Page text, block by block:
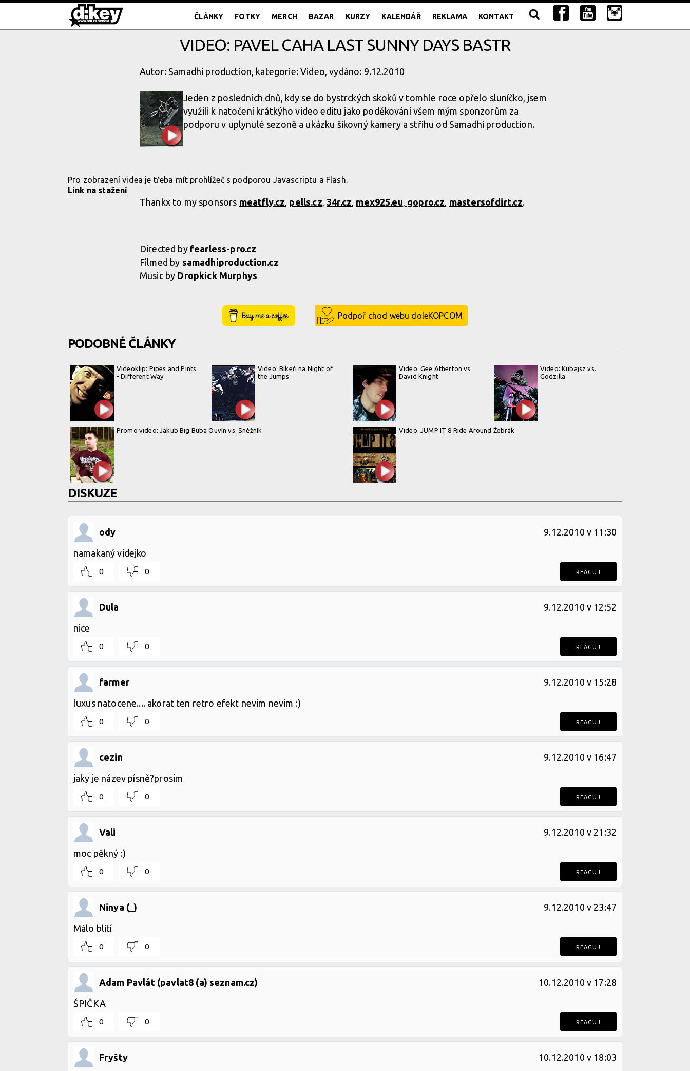
ČLÁNKY FOTKY MERCH BAZAR KURZY KALENDÁŘ REKLAMA KONTAKT
VIDEO: PAVEL CAHA LAST SUNNY DAYS BASTR
Autor: Samadhi production, kategorie:Video, vydáno: 9.12.2010
Jeden z posledních dnů, kdy se do bystrckých skoků v tomhle roce opřelo sluníčko, jsem
využili k natočení krátkýho video editu jako poděkování všem mým sponzorům za
podporu v uplynulé sezoně a ukázku šikovný kamery a střihu od Samadhi production.
Pro zobrazení videa je třeba mít prohlížeč s podporou Javascriptu a Flash.
Link na stažení
Thankx to my sponsors meatfly.cz, pells.cz, 34r.cz, mex925.eu, gopro.cz, mastersofdirt.cz.
Directed by fearless-pro.cz
Filmed by samadhiproduc­tion.cz
Music by Dropkick Murphys
Buy Me a Coffee Podpoř chod webu doleKOPCOM
PODOBNÉ ČLÁNKY
Videoklip: Pipes and Pints
- Different Way
Video: Bikeři na Night of
the Jumps
Video: Gee Atherton vs
David Knight
Video: Kubajsz vs.
Godzilla
Promo video: Jakub Big Buba Ouvín vs. Sněžník Video: JUMP IT 8 Ride Around Žebrák
DISKUZE
ody 9.12.2010 v 11:30
namakaný videjko
0 0 REAGUJ
Dula 9.12.2010 v 12:52
nice
0 0 REAGUJ
farmer 9.12.2010 v 15:28
luxus natocene.... akorat ten retro efekt nevim nevim :)
0 0 REAGUJ
cezin 9.12.2010 v 16:47
jaky je název písně?prosim
0 0 REAGUJ
Vali 9.12.2010 v 21:32
moc pěkný :)
0 0 REAGUJ
Ninya (_) 9.12.2010 v 23:47
Málo blití
0 0 REAGUJ
Adam Pavlát (pavlat8 (a) seznam.cz) 10.12.2010 v 17:28
ŠPIČKA
0 0 REAGUJ
Fryšty 10.12.2010 v 18:03